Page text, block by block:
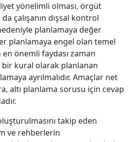
yönelimli olması, örgüt
çalışanın dışsal kontrol
planlamaya değer
planlamaya engel olan temel
en önemli faydası zaman
bir kural olarak planlanan
ayrılmalıdır. Amaçlar net
altı planlama sorusu için cevap
takip eden
ve rehberlerin